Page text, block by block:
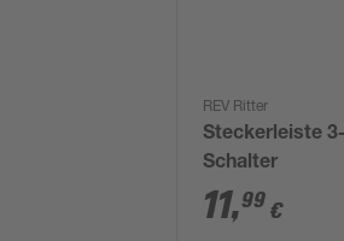
REV Ritter
Steckerleiste
Schalter
11,99 €